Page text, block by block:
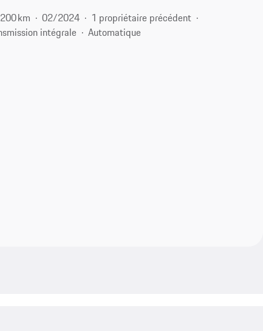
km 02/2024
1 propriétaire précédent
intégrale
Automatique